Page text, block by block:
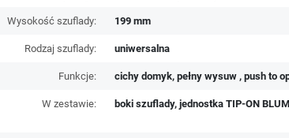
Wysokość szuflady: 199 mm
Rodzaj szuflady: uniwersalna
Funkcje: cichy domyk, pełny wysuw , push to
W zestawie:
boki szuflady, jednostka TIP-ON